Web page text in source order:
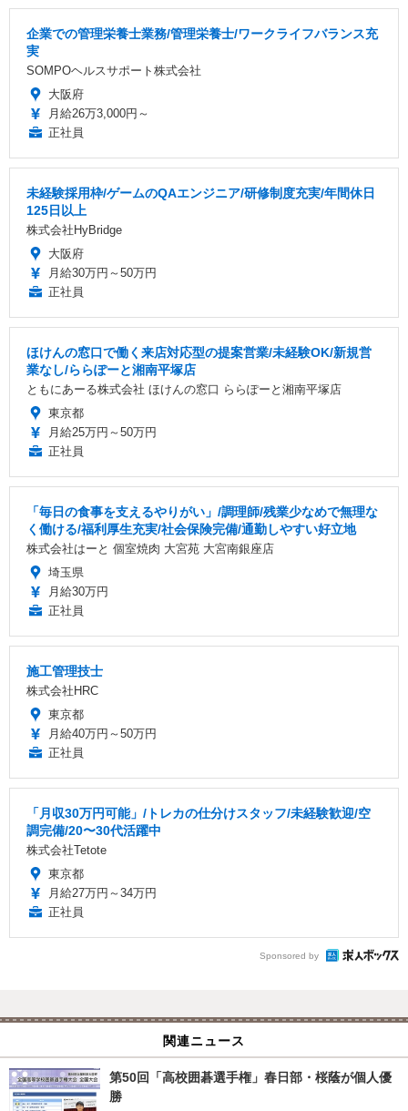
企業での管理栄養士業務/管理栄養士/ワークライフバランス充
実
SOMPOヘルスサポート株式会社
大阪府
月給26万3,000円～
正社員
未経験採用枠/ゲームのQAエンジニア/研修制度充実/年間休日
125日以上
株式会社HyBridge
大阪府
月給30万円～50万円
正社員
ほけんの窓口で働く来店対応型の提案営業/未経験OK/新規営
業なし/ららぽーと湘南平塚店
ともにあーる株式会社 ほけんの窓口 ららぽーと湘南平塚店
東京都
月給25万円～50万円
正社員
「毎日の食事を支えるやりがい」/調理師/残業少なめで無理な
く働ける/福利厚生充実/社会保険完備/通勤しやすい好立地
株式会社はーと 個室焼肉 大宮苑 大宮南銀座店
埼玉県
月給30万円
正社員
施工管理技士
株式会社HRC
東京都
月給40万円～50万円
正社員
「月収30万円可能」/トレカの仕分けスタッフ/未経験歓迎/空
調完備/20〜30代活躍中
株式会社Tetote
東京都
月給27万円～34万円
正社員
Sponsored by
関連ニュース
第50回「高校囲碁選手権」春日部・桜蔭が個人優
勝